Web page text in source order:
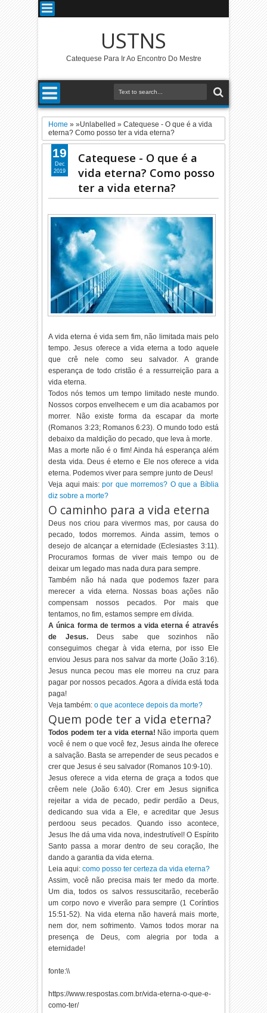
USTNS
Catequese Para Ir Ao Encontro Do Mestre
Home » »Unlabelled »Catequese - O que é a vida
eterna? Como posso ter a vida eterna?
Catequese - O que é a
vida eterna? Como posso
ter a vida eterna?
A vida eterna é vida sem fim, não limitada mais pelo
tempo. Jesus oferece a vida eterna a todo aquele
que crê nele como seu salvador. A grande
esperança de todo cristão é a ressurreição para a
vida eterna.
Todos nós temos um tempo limitado neste mundo.
Nossos corpos envelhecem e um dia acabamos por
morrer. Não existe forma da escapar da morte
(Romanos 3:23; Romanos 6:23). O mundo todo está
debaixo da maldição do pecado, que leva à morte.
Mas a morte não é o fim! Ainda há esperança além
desta vida. Deus é eterno e Ele nos oferece a vida
eterna. Podemos viver para sempre junto de Deus!
Veja aqui mais:por que morremos? O que a Bíblia
diz sobre a morte?
O caminho para a vida eterna
Deus nos criou para vivermos mas, por causa do
pecado, todos morremos. Ainda assim, temos o
desejo de alcançar a eternidade (Eclesiastes 3:11).
Procuramos formas de viver mais tempo ou de
deixar um legado mas nada dura para sempre.
Também não há nada que podemos fazer para
merecer a vida eterna. Nossas boas ações não
compensam nossos pecados. Por mais que
tentamos, no fim, estamos sempre em dívida.
A única forma de termos a vida eterna é através
de Jesus.Deus sabe que sozinhos não
conseguimos chegar à vida eterna, por isso Ele
enviou Jesus para nos salvar da morte (João 3:16).
Jesus nunca pecou mas ele morreu na cruz para
pagar por nossos pecados. Agora a dívida está toda
paga!
Veja também:o que acontece depois da morte?
Quem pode ter a vida eterna?
Todos podem ter a vida eterna! Não importa quem
você é nem o que você fez, Jesus ainda lhe oferece
a salvação. Basta se arrepender de seus pecados e
crer que Jesus é seu salvador (Romanos 10:9-10).
Jesus oferece a vida eterna de graça a todos que
crêem nele (João 6:40). Crer em Jesus significa
rejeitar a vida de pecado, pedir perdão a Deus,
dedicando sua vida a Ele, e acreditar que Jesus
perdoou seus pecados. Quando isso acontece,
Jesus lhe dá uma vida nova, indestrutível! O Espírito
Santo passa a morar dentro de seu coração, lhe
dando a garantia da vida eterna.
Leia aqui:como posso ter certeza da vida eterna?
Assim, você não precisa mais ter medo da morte.
Um dia, todos os salvos ressuscitarão, receberão
um corpo novo e viverão para sempre (1 Coríntios
15:51-52). Na vida eterna não haverá mais morte,
nem dor, nem sofrimento. Vamos todos morar na
presença de Deus, com alegria por toda a
eternidade!
fonte:\\
https://www.respostas.com.br/vida-eterna-o-que-e-
como-ter/
19
Dec
2019